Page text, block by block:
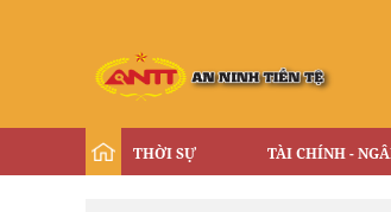
THỜI SỰ TÀI CHÍNH -